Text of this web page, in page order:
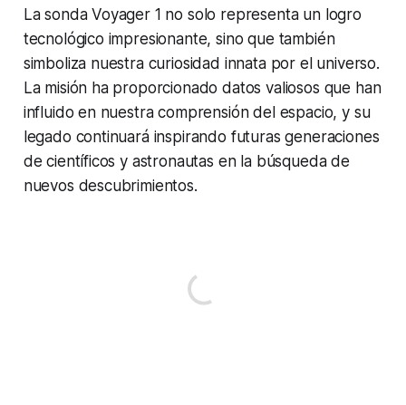
La sonda Voyager 1 no solo representa un logro
tecnológico impresionante, sino que también
simboliza nuestra curiosidad innata por el universo.
La misión ha proporcionado datos valiosos que han
influido en nuestra comprensión del espacio, y su
legado continuará inspirando futuras generaciones
de científicos y astronautas en la búsqueda de
nuevos descubrimientos.